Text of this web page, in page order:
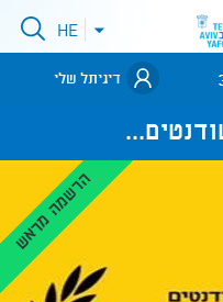
פתיחתHE
דיגיתל שלי
הרשמה מראש